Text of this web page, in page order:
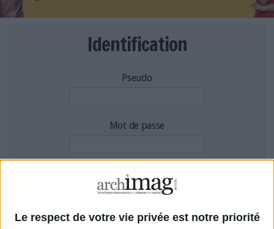
Le respect de votre vie privée est notre priorité
NUMÉRIQUE RESPONSABLE
LES LIVRES BLANCS
Identification
Pseudo
Mot de passe
Filtre anti-spam